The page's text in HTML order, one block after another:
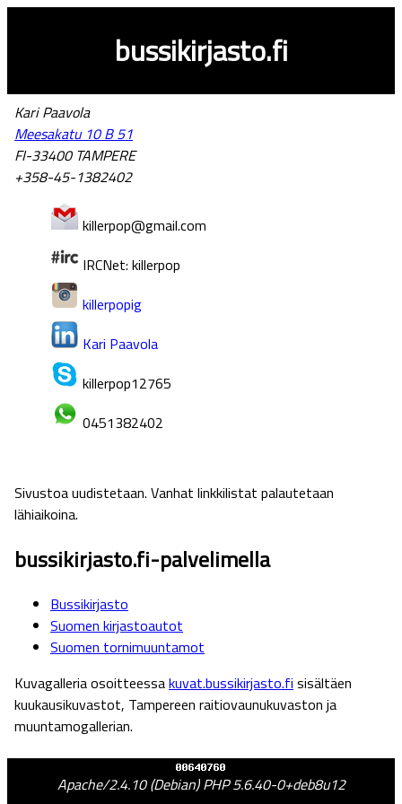
bussikirjasto.fi
Kari Paavola
Meesakatu 10 B 51
FI-33400 TAMPERE
+358-45-1382402
killerpop@gmail.com
IRCNet: killerpop
killerpopig
Kari Paavola
killerpop12765
0451382402
Sivustoa uudistetaan. Vanhat linkkilistat palautetaan
lähiaikoina.
bussikirjasto.fi-palvelimella
Bussikirjasto
Suomen kirjastoautot
Suomen tornimuuntamot
Kuvagalleria osoitteessakuvat.bussikirjasto.fi sisältäen
kuukausikuvastot, Tampereen raitiovaunukuvaston ja
muuntamogallerian.
Apache/2.4.10 (Debian) PHP 5.6.40-0+deb8u12